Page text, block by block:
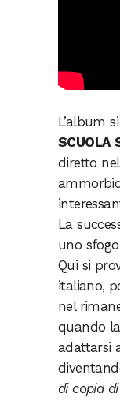
L’album
SCUOLA
diretto
La
uno
Qui si
italiano,
nel
quando
adattarsi
di copia